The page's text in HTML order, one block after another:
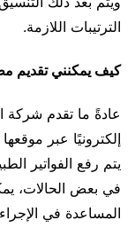
الترتيبات اللازمة.
كيف يمكنني تقديم
عادةً ما تقدم شركة
إلكترونيًا عبر
يتم رفع الفواتير
في بعض الحالات،
المساعدة في